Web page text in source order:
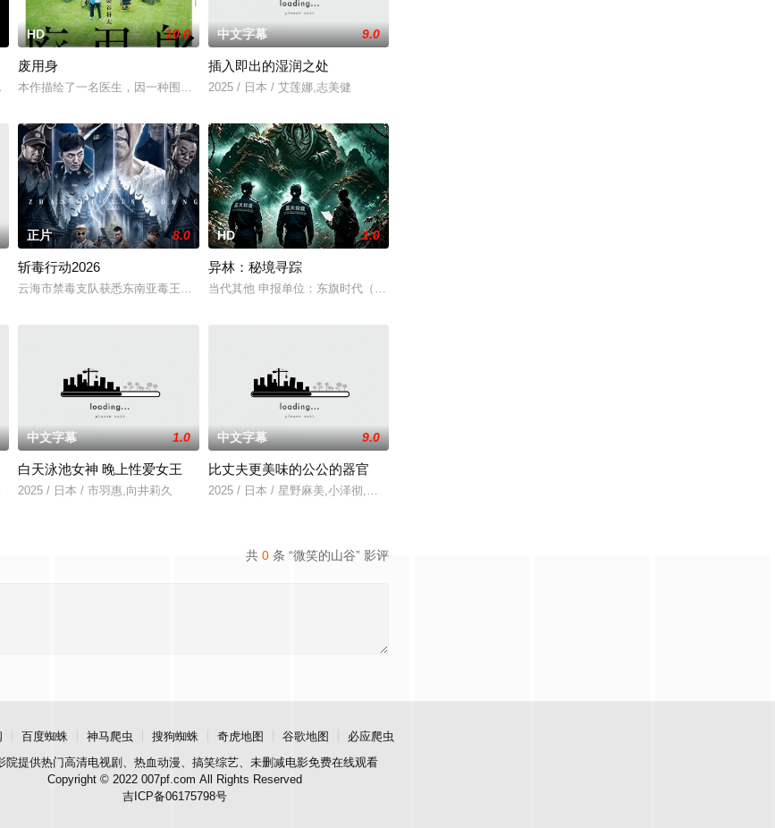
回演唱会首秀做准备的同时，努力应对名利和行业压力的复杂压力，揭示了地下文化
HD 10.0
废用身
本作描绘了一名医生，因一种围绕“废用身”——因瘫痪等原因已无恢复可能的四肢——的治疗方法，而一步步踏入在追
中文字幕 9.0
插入即出的湿润之处
2025 / 日本 / 艾莲娜,志美健
正片 8.0
斩毒行动2026
云海市禁毒支队获悉东南亚毒王廖爷将携600余公斤毒品来云交易，火速成立“斩毒行动”专案组，借调警员安迪参战
HD 1.0
异林：秘境寻踪
当代其他 申报单位：东旗时代（北京）影视文化传媒有限公司
崔敏浩,时宇,金东宇,韩蔚
中文字幕 1.0
白天泳池女神 晚上性爱女王
2025 / 日本 / 市羽惠,向井莉久
中文字幕 9.0
比丈夫更美味的公公的器官
2025 / 日本 / 星野麻美,小泽彻,有村望海
共 0 条 “微笑的山谷” 影评
百度蜘蛛 神马爬虫 搜狗蜘蛛 奇虎地图 谷歌地图
必应爬虫
院提供热门高清电视剧、热血动漫、搞笑综艺、未删减电影免费在线观看
Copyright © 2022 007pf.com All Rights Reserved
吉ICP备06175798号